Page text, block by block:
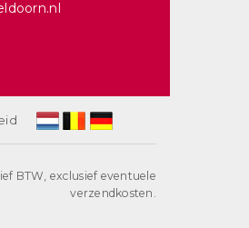
BTW, exclusief eventuele
verzendkosten.